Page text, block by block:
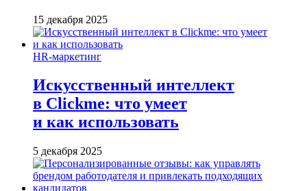
15 декабря 2025
HR-маркетинг
Искусственный интеллект
в Clickme: что умеет
и как использовать
5 декабря 2025